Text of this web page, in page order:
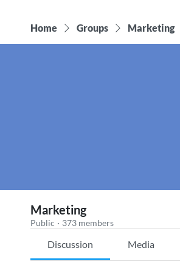
Home Groups Marketing
Marketing
Public · 373 members
Discussion Media